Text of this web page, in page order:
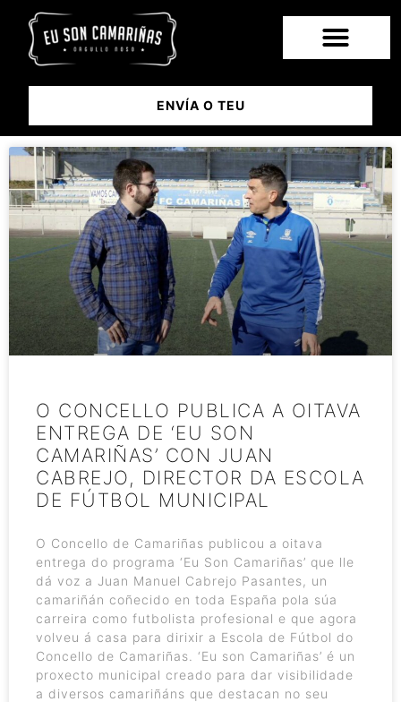
ENVÍA O TEU
O CONCELLO PUBLICA A OITAVA
ENTREGA DE ‘EU SON
CAMARIÑAS’ CON JUAN
CABREJO, DIRECTOR DA ESCOLA
DE FÚTBOL MUNICIPAL
O Concello de Camariñas publicou a oitava
entrega do programa ‘Eu Son Camariñas’ que lle
dá voz a Juan Manuel Cabrejo Pasantes, un
camariñán coñecido en toda España pola súa
carreira como futbolista profesional e que agora
volveu á casa para dirixir a Escola de Fútbol do
Concello de Camariñas. ‘Eu son Camariñas’ é un
proxecto municipal creado para dar visibilidade
a diversos camariñáns que destacan no seu